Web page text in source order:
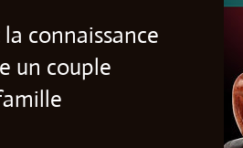
connaissance
un couple